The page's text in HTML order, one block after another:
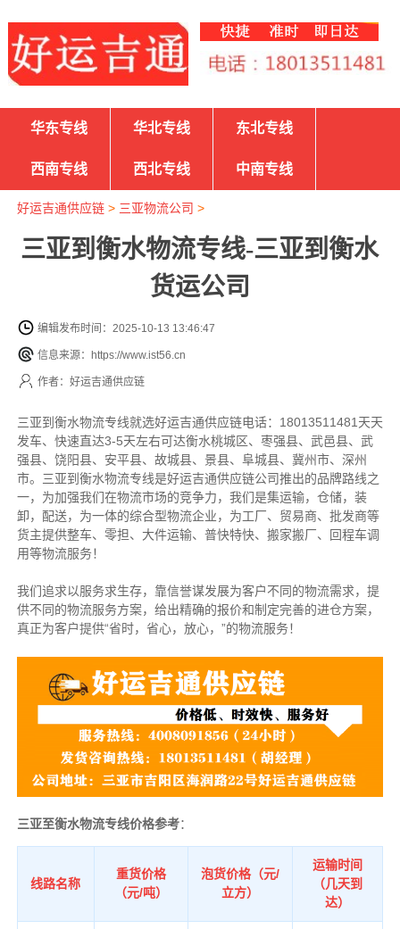
华东专线 华北专线 东北专线
西南专线 西北专线 中南专线
好运吉通供应链> 三亚物流公司 >
三亚到衡水物流专线-三亚到衡水
货运公司
编辑发布时间：2025-10-13 13:46:47
信息来源：https://www.ist56.cn
作者：好运吉通供应链
三亚到衡水物流专线就选好运吉通供应链电话：18013511481天天
发车、快速直达3-5天左右可达衡水桃城区、枣强县、武邑县、武
强县、饶阳县、安平县、故城县、景县、阜城县、冀州市、深州
市。三亚到衡水物流专线是好运吉通供应链公司推出的品牌路线之
一，为加强我们在物流市场的竞争力，我们是集运输，仓储，装
卸，配送，为一体的综合型物流企业，为工厂、贸易商、批发商等
货主提供整车、零担、大件运输、普快特快、搬家搬厂、回程车调
用等物流服务！
我们追求以服务求生存，靠信誉谋发展为客户不同的物流需求，提
供不同的物流服务方案，给出精确的报价和制定完善的进仓方案，
真正为客户提供“省时，省心，放心，”的物流服务！
三亚至衡水物流专线价格参考：
线路名称
重货价格
（元/吨）
泡货价格（元/
立方）
运输时间
（几天到
达）